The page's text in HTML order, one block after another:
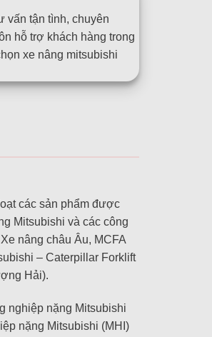
vấn tận tình, chuyên
hỗ trợ khách hàng trong
xe nâng mitsubishi
các sản phẩm được
Mitsubishi và các công
nâng châu Âu, MCFA
– Caterpillar Forklift
Hải).
nghiệp nặng Mitsubishi
nặng Mitsubishi (MHI)